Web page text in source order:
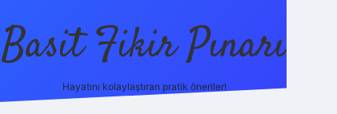
Basit Fikir Pınarı
Hayatını kolaylaştıran pratik öneriler!